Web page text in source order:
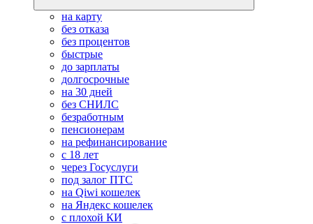
на карту
без отказа
без процентов
быстрые
до зарплаты
долгосрочные
на 30 дней
без СНИЛС
безработным
пенсионерам
на рефинансирование
с 18 лет
через Госуслуги
под залог ПТС
на Qiwi кошелек
на Яндекс кошелек
с плохой КИ